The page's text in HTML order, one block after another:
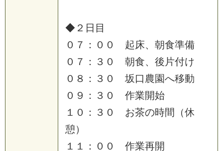
◆ ２ 日 目
０ ７ ： ０ ０ 起床、 朝食準備
０ ７ ： ３ ０ 朝食、 後片付け
０ ８ ： ３ ０ 坂 口 農 園へ移動
０ ９ ： ３ ０ 作業開始
１ ０ ： ３ ０ お茶の時間 （休
憩）
１ １ ： ０ ０ 作業再開